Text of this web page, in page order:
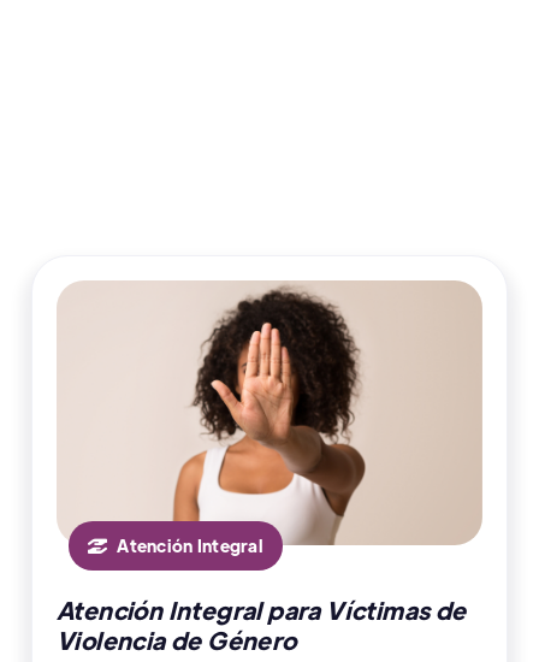
 Atención Integral
Atención Integral para Víctimas de
Violencia de Género